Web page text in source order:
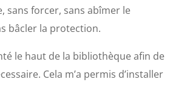
sans forcer, sans abîmer le
bâcler la protection.
le haut de la bibliothèque afin de
Cela m’a permis d’installer